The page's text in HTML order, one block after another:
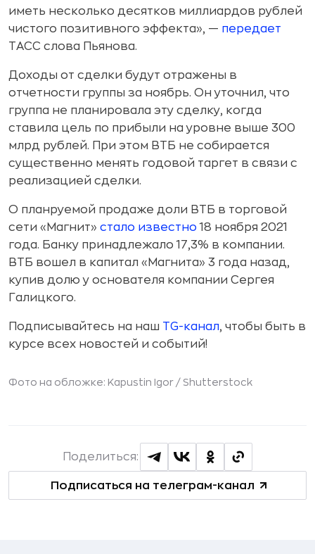
иметь несколько десятков миллиардов рублей
чистого позитивного эффекта», — передает
ТАСС слова Пьянова.
Доходы от сделки будут отражены в
отчетности группы за ноябрь. Он уточнил, что
группа не планировала эту сделку, когда
ставила цель по прибыли на уровне выше 300
млрд рублей. При этом ВТБ не собирается
существенно менять годовой таргет в связи с
реализацией сделки.
О планруемой продаже доли ВТБ в торговой
сети «Магнит» стало известно 18 ноября 2021
года. Банку принадлежало 17,3% в компании.
ВТБ вошел в капитал «Магнита» 3 года назад,
купив долю у основателя компании Сергея
Галицкого.
Подписывайтесь на наш TG-канал, чтобы быть в
курсе всех новостей и событий!
Фото на обложке: Kapustin Igor / Shutterstock
Подписаться на телеграм-канал
Поделиться: